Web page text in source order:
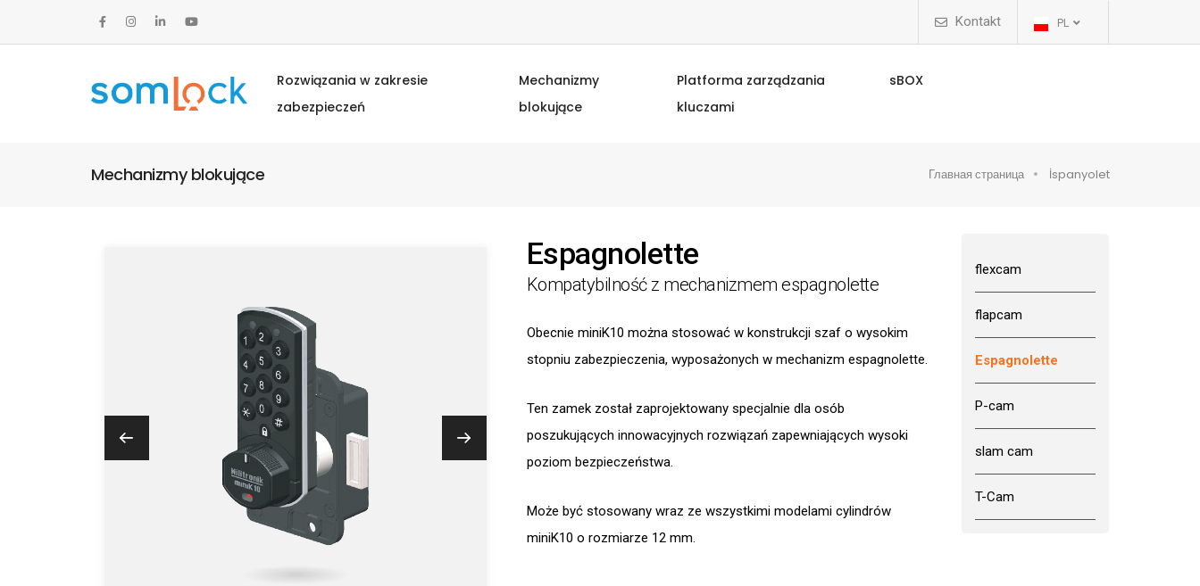
Kontakt PL
Rozwiązania w zakresie
zabezpieczeń
Mechanizmy
blokujące
Platforma zarządzania
kluczami
sBOX
Mechanizmy blokujące Главная страница İspanyolet
Espagnolette
Kompatybilność z mechanizmem espagnolette
Obecnie miniK10 można stosować w konstrukcji szaf o wysokim
stopniu zabezpieczenia, wyposażonych w mechanizm espagnolette.
Ten zamek został zaprojektowany specjalnie dla osób
poszukujących innowacyjnych rozwiązań zapewniających wysoki
poziom bezpieczeństwa.
Może być stosowany wraz ze wszystkimi modelami cylindrów
miniK10 o rozmiarze 12 mm.
flexcam
flapcam
Espagnolette
P-cam
slam cam
T-Cam